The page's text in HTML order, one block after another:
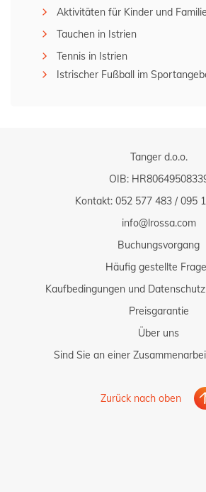
Aktivitäten für Kinder und
Tauchen in Istrien
Tennis in Istrien
Istrischer Fußball im
Tanger d.o.o.
OIB:
Kontakt: 052 577 483/095
info@lrossa.com
Buchungsvorgang
Häufig gestellte
Kaufbedingungen und
Preisgarantie
Über uns
Sind Sie an einer
Zurück nach oben